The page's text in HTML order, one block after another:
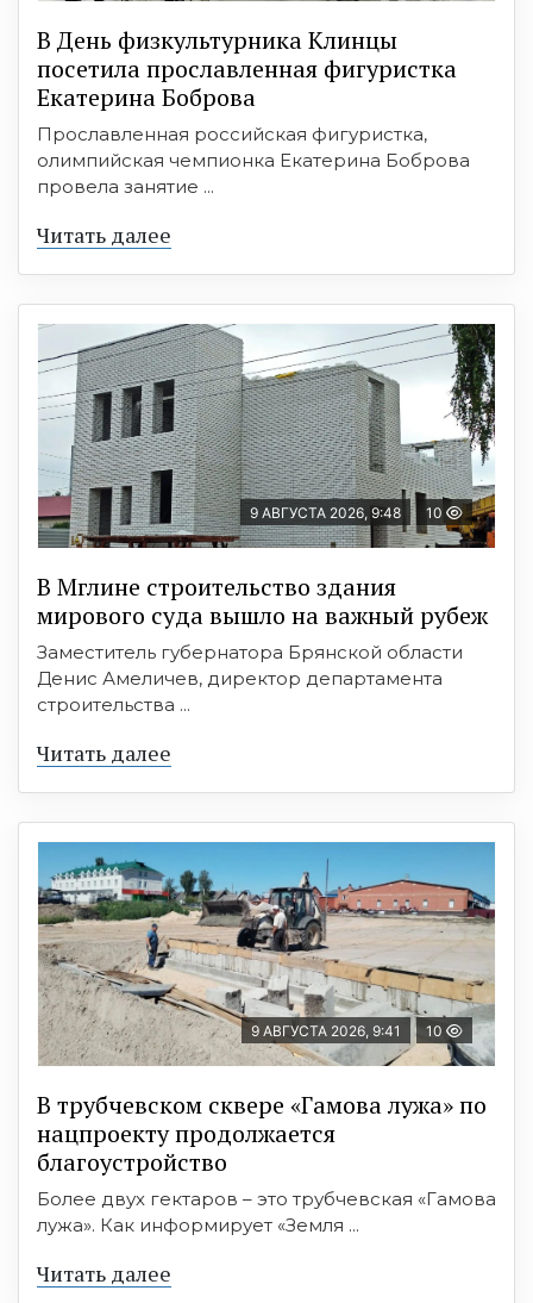
В День физкультурника Клинцы
посетила прославленная фигуристка
Екатерина Боброва
Прославленная российская фигуристка,
олимпийская чемпионка Екатерина Боброва
провела занятие ...
Читать далее
9 АВГУСТА 2026, 9:48 10
В Мглине строительство здания
мирового суда вышло на важный рубеж
Заместитель губернатора Брянской области
Денис Амеличев, директор департамента
строительства ...
Читать далее
9 АВГУСТА 2026, 9:41 10
В трубчевском сквере «Гамова лужа» по
нацпроекту продолжается
благоустройство
Более двух гектаров – это трубчевская «Гамова
лужа». Как информирует «Земля ...
Читать далее